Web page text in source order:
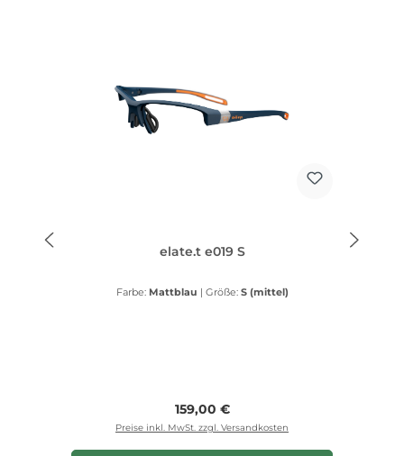
elate.t e019 S
Farbe: Mattblau | Größe: S (mittel)
Regulärer Preis:
159,00 €
Preise inkl. MwSt. zzgl. Versandkosten